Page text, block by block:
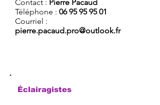
Contact : Pierre Pacaud
Téléphone : 06 95 95 95 01
Courriel :
pierre.pacaud.pro@outlook.fr
Éclairagistes